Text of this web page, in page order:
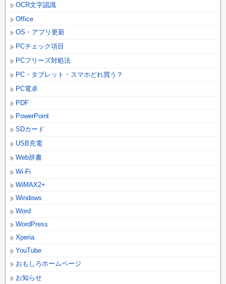
OCR文字認識
Office
OS・アプリ更新
PCチェック項目
PCフリーズ対処法
PC・タブレット・スマホどれ買う？
PC電卓
PDF
PowerPoint
SDカード
USB充電
Web辞書
Wi-Fi
WiMAX2+
Windows
Word
WordPress
Xperia
YouTube
おもしろホームページ
お知らせ